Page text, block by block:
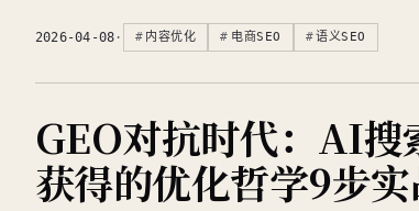
2026-04-08 · 内容优化 电商SEO 语义SEO
GEO对抗时代：AI搜
获得的优化哲学9步